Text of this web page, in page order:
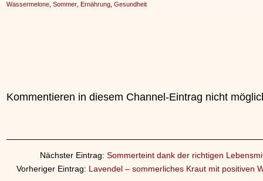
Wassermelone Sommer Ernährung Gesundheit
Kommentieren in diesem Channel-Eintrag nicht
Nächster Eintrag: Sommerteint dank der richtigen
Vorheriger Eintrag: Lavendel – sommerliches Kraut mit positiven